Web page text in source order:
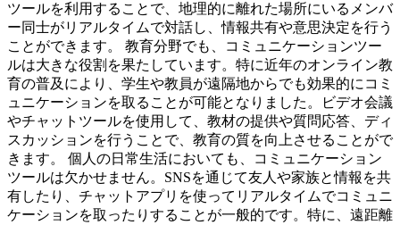
ツールを利用することで、地理的に離れた場所にいるメンバ
ー同士がリアルタイムで対話し、情報共有や意思決定を行う
ことができます。 教育分野でも、コミュニケーションツー
ルは大きな役割を果たしています。特に近年のオンライン教
育の普及により、学生や教員が遠隔地からでも効果的にコミ
ュニケーションを取ることが可能となりました。ビデオ会議
やチャットツールを使用して、教材の提供や質問応答、ディ
スカッションを行うことで、教育の質を向上させることがで
きます。 個人の日常生活においても、コミュニケーション
ツールは欠かせません。SNSを通じて友人や家族と情報を共
有したり、チャットアプリを使ってリアルタイムでコミュニ
ケーションを取ったりすることが一般的です。特に、遠距離